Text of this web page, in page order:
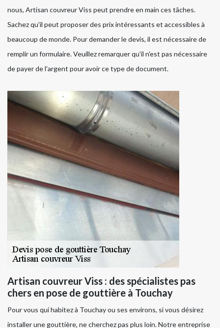
nous, Artisan couvreur Viss peut prendre en main ces tâches.
Sachez qu'il peut proposer des prix intéressants et accessibles à
beaucoup de monde. Pour demander le devis, il est nécessaire de
remplir un formulaire. Veuillez remarquer qu'il n'est pas nécessaire
de payer de l'argent pour avoir ce type de document.
Artisan couvreur Viss : des spécialistes pas
chers en pose de gouttière à Touchay
Pour vous qui habitez à Touchay ou ses environs, si vous désirez
installer une gouttière, ne cherchez pas plus loin. Notre entreprise